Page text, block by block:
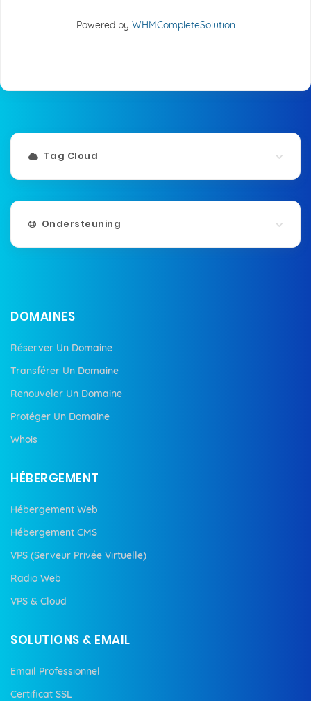
Powered by WHMCompleteSolution
Tag Cloud
Ondersteuning
DOMAINES
Réserver Un Domaine
Transférer Un Domaine
Renouveler Un Domaine
Protéger Un Domaine
Whois
HÉBERGEMENT
Hébergement Web
Hébergement CMS
VPS (Serveur Privée Virtuelle)
Radio Web
VPS & Cloud
SOLUTIONS & EMAIL
Email Professionnel
Certificat SSL